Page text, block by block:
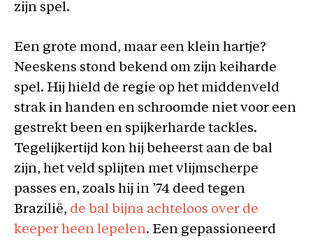
zijn spel.
Een grote mond, maar een klein hartje?
Neeskens stond bekend om zijn keiharde
spel. Hij hield de regie op het middenveld
strak in handen en schroomde niet voor een
gestrekt been en spijkerharde tackles.
Tegelijkertijd kon hij beheerst aan de bal
zijn, het veld splijten met vlijmscherpe
passes en, zoals hij in ’74 deed tegen
Brazilië, de bal bijna achteloos over de
keeper heen lepelen. Een gepassioneerd